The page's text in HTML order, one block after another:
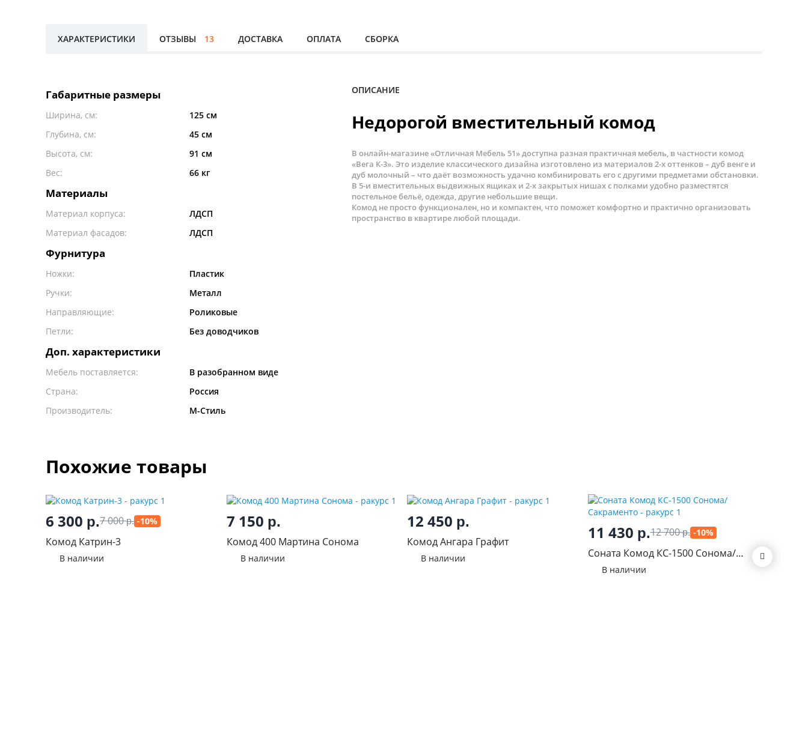
ХАРАКТЕРИСТИКИ ОТЗЫВЫ 13 ДОСТАВКА ОПЛАТА СБОРКА
Габаритные размеры
Ширина, см:
125 см
Глубина, см:
45 см
Высота, см:
91 см
Вес:
66 кг
Материалы
Материал корпуса:
ЛДСП
Материал фасадов:
ЛДСП
Фурнитура
Ножки:
Пластик
Ручки:
Металл
Направляющие:
Роликовые
Петли:
Без доводчиков
Доп. характеристики
Мебель поставляется:
В разобранном виде
Страна:
Россия
Производитель:
М-Стиль
ОПИСАНИЕ
Недорогой вместительный комод
В онлайн-магазине «Отличная Мебель 51» доступна разная практичная мебель, в частности комод
«Вега К-3». Это изделие классического дизайна изготовлено из материалов 2-х оттенков – дуб венге и
дуб молочный – что даёт возможность удачно комбинировать его с другими предметами обстановки.
В 5-и вместительных выдвижных ящиках и 2-х закрытых нишах с полками удобно разместятся
постельное бельё, одежда, другие небольшие вещи.
Комод не просто функционален, но и компактен, что поможет комфортно и практично организовать
пространство в квартире любой площади.
Похожие товары
6 300 р.7 000р. -10%
Комод Катрин-3
В наличии
7 150 р.
Комод 400 Мартина Сонома
В наличии
12 450 р.
Комод Ангара Графит
В наличии
11 430 р.12 700р. -10%
Соната Комод КС-1500 Сонома/
Сакраменто
В наличии